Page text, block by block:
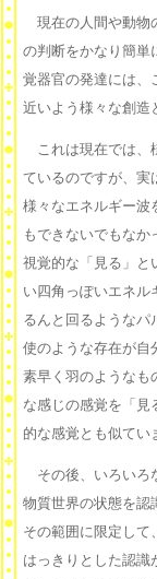
現在の人間や動物
の判断をかなり簡単
覚器官の発達には、
近いよう様々な創造
これは現在では、
ているのですが、実
様々なエネルギー波
もできないでもな
視覚的な「見る」と
い四角っぽいエネル
るんと回るようなパ
使のような存在が自
素早く羽のようなも
な感じの感覚を「見
的な感覚とも似てい
その後、いろいろ
物質世界の状態を認
その範囲に限定して
はっきりとした認識